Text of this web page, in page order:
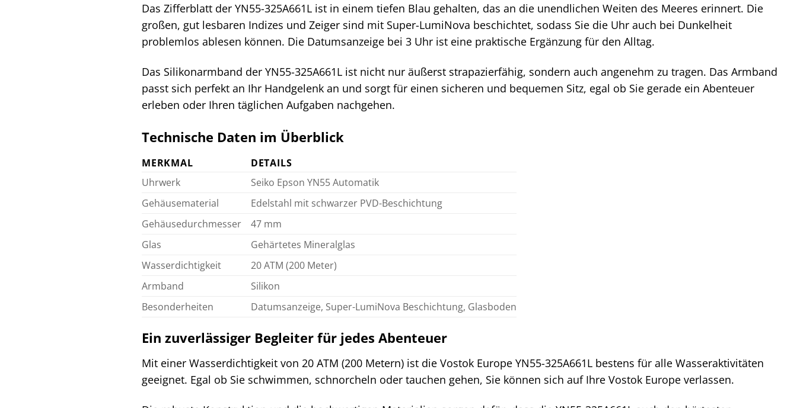
Das Zifferblatt der YN55-325A661L ist in einem tiefen Blau gehalten, das an die unendlichen Weiten des Meeres erinnert. Die
großen, gut lesbaren Indizes und Zeiger sind mit Super-LumiNova beschichtet, sodass Sie die Uhr auch bei Dunkelheit
problemlos ablesen können. Die Datumsanzeige bei 3 Uhr ist eine praktische Ergänzung für den Alltag.
Das Silikonarmband der YN55-325A661L ist nicht nur äußerst strapazierfähig, sondern auch angenehm zu tragen. Das Armband
passt sich perfekt an Ihr Handgelenk an und sorgt für einen sicheren und bequemen Sitz, egal ob Sie gerade ein Abenteuer
erleben oder Ihren täglichen Aufgaben nachgehen.
Technische Daten im Überblick
MERKMAL
DETAILS
Uhrwerk
Seiko Epson YN55 Automatik
Gehäusematerial
Edelstahl mit schwarzer PVD-Beschichtung
Gehäusedurchmesser
47 mm
Glas
Gehärtetes Mineralglas
Wasserdichtigkeit
20 ATM (200 Meter)
Armband
Silikon
Besonderheiten
Datumsanzeige, Super-LumiNova Beschichtung, Glasboden
Ein zuverlässiger Begleiter für jedes Abenteuer
Mit einer Wasserdichtigkeit von 20 ATM (200 Metern) ist die Vostok Europe YN55-325A661L bestens für alle Wasseraktivitäten
geeignet. Egal ob Sie schwimmen, schnorcheln oder tauchen gehen, Sie können sich auf Ihre Vostok Europe verlassen.